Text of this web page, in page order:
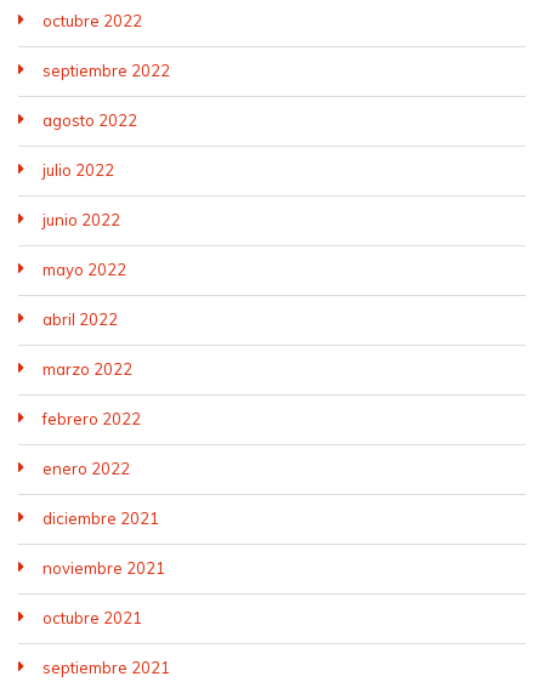
octubre 2022
septiembre 2022
agosto 2022
julio 2022
junio 2022
mayo 2022
abril 2022
marzo 2022
febrero 2022
enero 2022
diciembre 2021
noviembre 2021
octubre 2021
septiembre 2021